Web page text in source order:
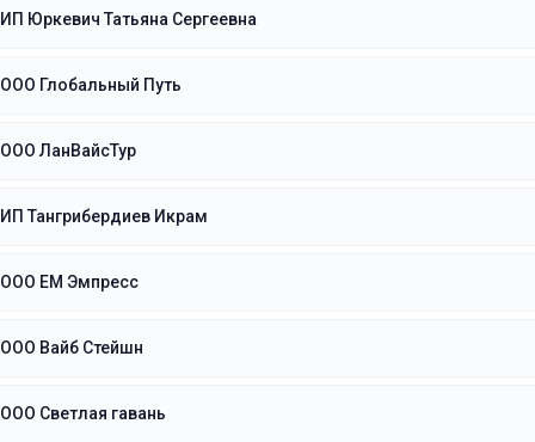
ИП Юркевич Татьяна Сергеевна
ООО Глобальный Путь
ООО ЛанВайсТур
ИП Тангрибердиев Икрам
ООО ЕМ Эмпресс
ООО Вайб Стейшн
ООО Светлая гавань